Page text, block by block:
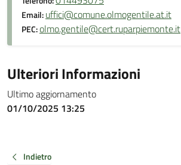
Email:uffici@comune.olmogentile.at.it
PEC:olmo.gentile@cert.ruparpiemonte.it
Ulteriori Informazioni
Ultimo aggiornamento
01/10/2025 13:25
Indietro